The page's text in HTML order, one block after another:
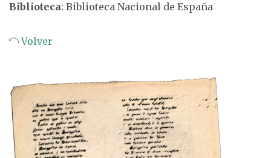
Biblioteca: Biblioteca Nacional de España
Volver